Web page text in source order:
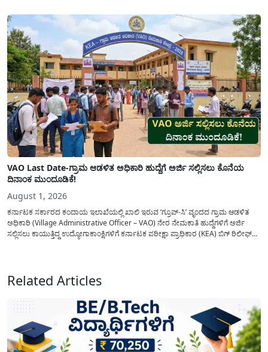
VAO Last Date-ಗ್ರಾಮ ಆಡಳಿತ ಅಧಿಕಾರಿ ಹುದ್ದೆಗೆ ಅರ್ಜಿ ಸಲ್ಲಿಸಲು ಕೊನೆಯ
ದಿನಾಂಕ ಮುಂದೂಡಿಕೆ!
August 1, 2026
ಕರ್ನಾಟಕ ಸರ್ಕಾರದ ಕಂದಾಯ ಇಲಾಖೆಯಲ್ಲಿ ಖಾಲಿ ಇರುವ ‘ಗ್ರೂಪ್-ಸಿ’ ವೃಂದದ ಗ್ರಾಮ ಆಡಳಿತ
ಅಧಿಕಾರಿ (Village Administrative Officer – VAO) ನೇರ ನೇಮಕಾತಿ ಹುದ್ದೆಗಳಿಗೆ ಅರ್ಜಿ
ಸಲ್ಲಿಸಲು ಕಾಯುತ್ತಿದ್ದ ಉದ್ಯೋಗಾಕಾಂಕ್ಷಿಗಳಿಗೆ ಕರ್ನಾಟಕ ಪರೀಕ್ಷಾ ಪ್ರಾಧಿಕಾರ (KEA) ಬಿಗ್ ರಿಲೀಫ್
Related Articles